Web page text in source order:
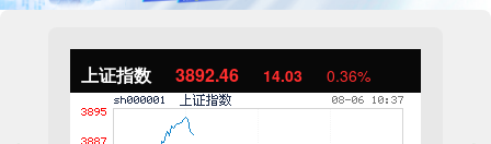
上证指数 3892.46 14.03 0.36%